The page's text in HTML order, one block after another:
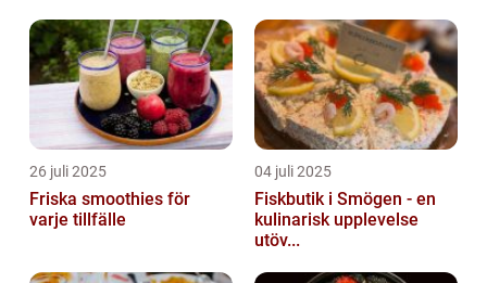
26 juli 2025
Friska smoothies för
varje tillfälle
04 juli 2025
Fiskbutik i Smögen - en
kulinarisk upplevelse
utöv...